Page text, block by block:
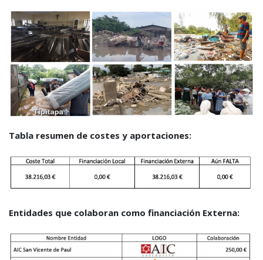
Tabla resumen de costes y aportaciones:
Entidades que colaboran como financiación Externa: